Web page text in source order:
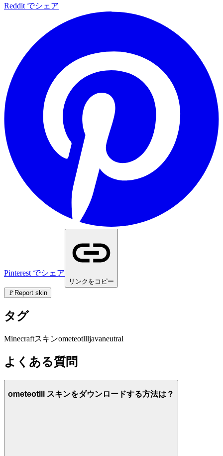
Reddit でシェア
Pinterest でシェア
リンクをコピー
🚩 Report skin
タグ
Minecraftスキンometeotllljavaneutral
よくある質問
ometeotlll スキンをダウンロードする方法は？